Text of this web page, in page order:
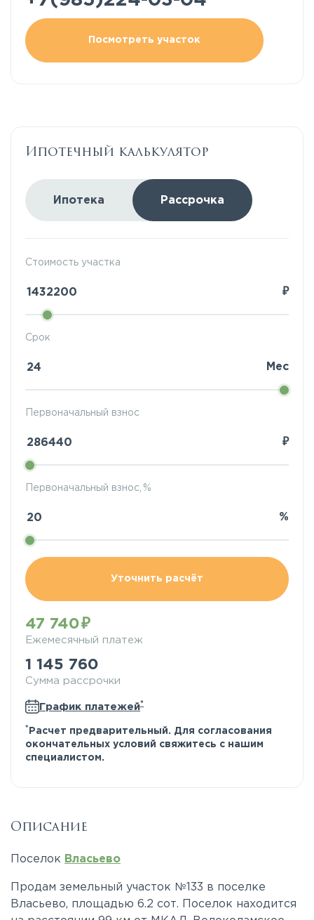
Посмотреть участок
Ипотечный калькулятор
Ипотека Рассрочка
Стоимость участка
₽
Первоначальный взнос
₽
Срок
Мес
Первоначальный взнос, %
%
Уточнить расчёт
47 740
Ежемесячный платеж
1 145 760
Сумма рассрочки
График платежей*
* Расчет предварительный. Для согласования
окончательных условий свяжитесь с нашим
специалистом.
Описание
Поселок Власьево
Продам земельный участок №133 в поселке
Власьево, площадью 6.2 сот. Поселок находится